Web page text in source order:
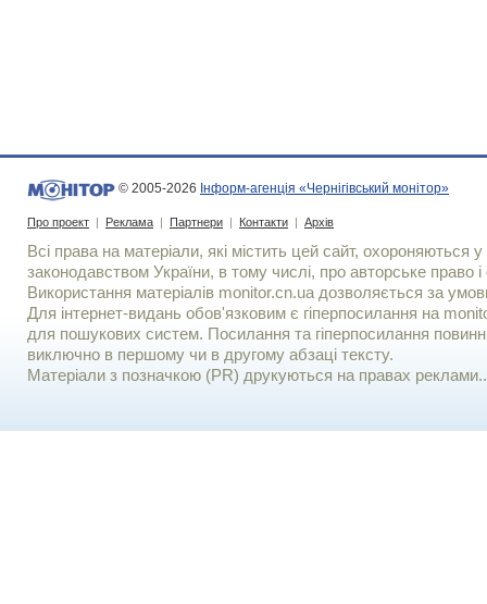
© 2005-2026 Інформ-агенція «Чернігівський монітор»
Про проект | Реклама | Партнери | Контакти | Архів
Всі права на матеріали, які містить цей сайт, охороняються у
законодавством України, в тому числі, про авторське право і
Використання матерiалiв monitor.cn.ua дозволяється за
Для iнтернет-видань обов'язковим є гiперпосилання на
для пошукових систем. Посилання та гіперпосилання
виключно в першому чи в другому абзаці тексту.
Матеріали з позначкою (PR) друкуються на правах реклами..